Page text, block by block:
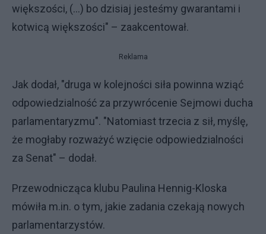
większości, (…) bo dzisiaj jesteśmy gwarantami i
kotwicą większości" – zaakcentował.
Reklama
Jak dodał, "druga w kolejności siła powinna wziąć
odpowiedzialność za przywrócenie Sejmowi ducha
parlamentaryzmu". "Natomiast trzecia z sił, myślę,
że mogłaby rozważyć wzięcie odpowiedzialności
za Senat" – dodał.
Przewodnicząca klubu Paulina Hennig-Kloska
mówiła m.in. o tym, jakie zadania czekają nowych
parlamentarzystów.